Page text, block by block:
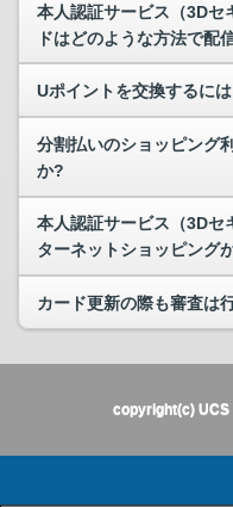
本人認証サービス（3Dセ
ドはどのような方法で配
Uポイントを交換するに
分割払いのショッピング
か?
本人認証サービス（3Dセ
ターネットショッピング
カード更新の際も審査は
copyright(c)